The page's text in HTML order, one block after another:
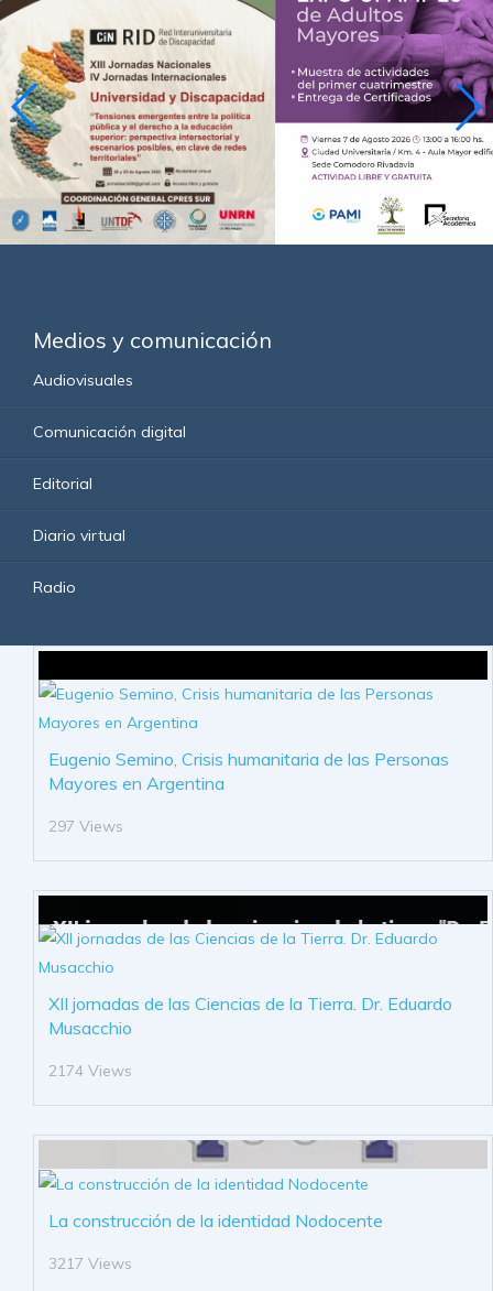
Medios y comunicación
Audiovisuales
Comunicación digital
Editorial
Diario virtual
Radio
Eugenio Semino, Crisis humanitaria de las Personas
Mayores en Argentina
297 Views
XII jornadas de las Ciencias de la Tierra. Dr. Eduardo
Musacchio
2174 Views
La construcción de la identidad Nodocente
3217 Views